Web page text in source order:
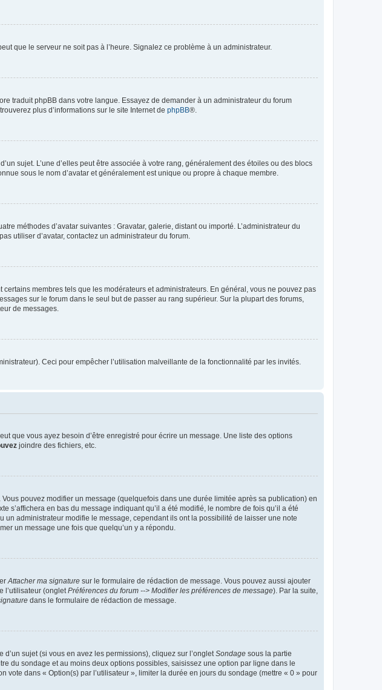
que le serveur ne soit pas à l’heure. Signalez ce problème à un administrateur.
traduit phpBB dans votre langue. Essayez de demander à un administrateur du forum
plus d’informations sur le site Internet de phpBB®.
sujet. L’une d’elles peut être associée à votre rang, généralement des étoiles ou des blocs
sous le nom d’avatar et généralement est unique ou propre à chaque membre.
méthodes d’avatar suivantes : Gravatar, galerie, distant ou importé. L’administrateur du
utiliser d’avatar, contactez un administrateur du forum.
membres tels que les modérateurs et administrateurs. En général, vous ne pouvez pas
sur le forum dans le seul but de passer au rang supérieur. Sur la plupart des forums,
de messages.
Ceci pour empêcher l’utilisation malveillante de la fonctionnalité par les invités.
que vous ayez besoin d’être enregistré pour écrire un message. Une liste des options
joindre des fichiers, etc.
pouvez modifier un message (quelquefois dans une durée limitée après sa publication) en
en bas du message indiquant qu’il a été modifié, le nombre de fois qu’il a été
administrateur modifie le message, cependant ils ont la possibilité de laisser une note
un message une fois que quelqu’un y a répondu.
Attacher ma signature sur le formulaire de rédaction de message. Vous pouvez aussi ajouter
l’utilisateur (onglet Préférences du forum --> Modifier les préférences de message). Par la suite,
dans le formulaire de rédaction de message.
sujet (si vous en avez les permissions), cliquez sur l’onglet Sondage sous la partie
du sondage et au moins deux options possibles, saisissez une option par ligne dans le
dans « Option(s) par l’utilisateur », limiter la durée en jours du sondage (mettre « 0 » pour